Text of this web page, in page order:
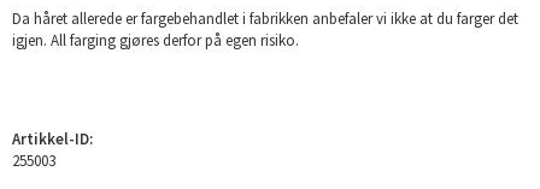
Da håret allerede er fargebehandlet i fabrikken anbefaler vi ikke at du farger det
igjen. All farging gjøres derfor på egen risiko.
Artikkel-ID:
255003